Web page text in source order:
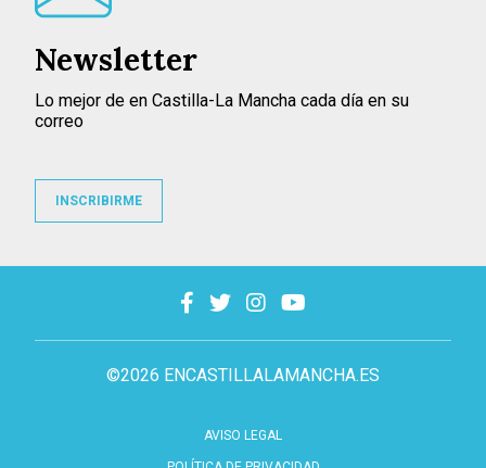
©2026 ENCASTILLALAMANCHA.ES
AVISO LEGAL
Newsletter
Lo mejor de en Castilla-La Mancha cada día en su
correo
INSCRIBIRME